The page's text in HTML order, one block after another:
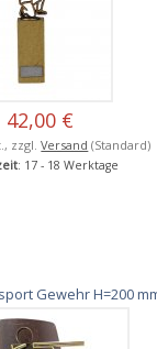
42,00 €
zzgl.Versand (Standard)
: 17 - 18 Werktage
Gewehr H=200